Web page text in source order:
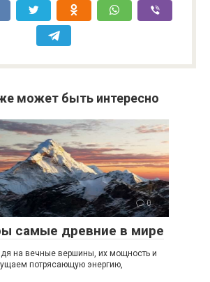
может быть интересно
0
самые древние в мире
на вечные вершины, их мощность и
потрясающую энергию,